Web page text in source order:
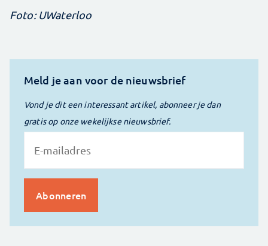
Foto: UWaterloo
Meld je aan voor de nieuwsbrief
Vond je dit een interessant artikel, abonneer je dan
gratis op onze wekelijkse nieuwsbrief.